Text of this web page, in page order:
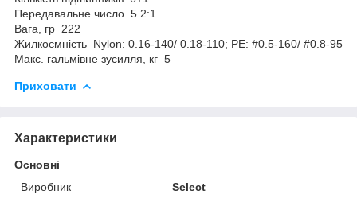
Передавальне число 5.2:1
Вага, гр 222
Жилкоємність Nylon: 0.16-140/ 0.18-110; PE: #0.5-160/ #0.8-95
Макс. гальмівне зусилля, кг 5
Приховати
Характеристики
Основні
Виробник
Select